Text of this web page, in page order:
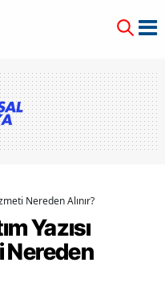
Nereden Alınır?
Yazısı
Nereden